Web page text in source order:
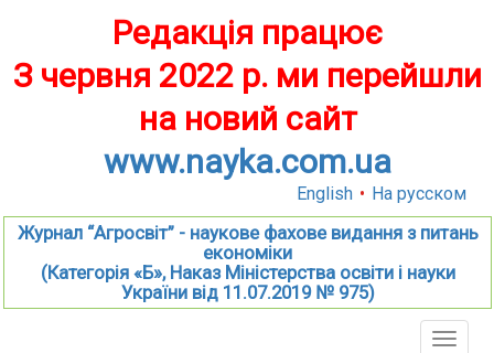
Редакція працює
З червня 2022 р. ми перейшли
на новий сайт
www.nayka.com.ua
English • На русском
Журнал “Агросвіт” - наукове фахове видання з питань
економіки
(Категорія «Б», Наказ Міністерства освіти і науки
України від 11.07.2019 № 975)
Toggle